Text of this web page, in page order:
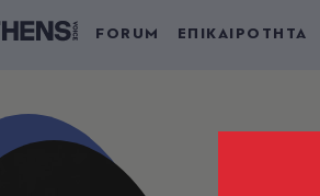
FORUM ΕΠΙΚΑΙΡΟΤΗΤΑ